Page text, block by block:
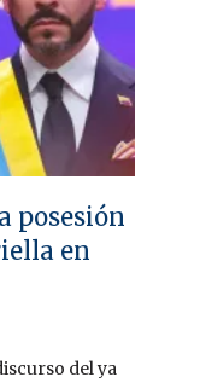
posesión
en
del ya